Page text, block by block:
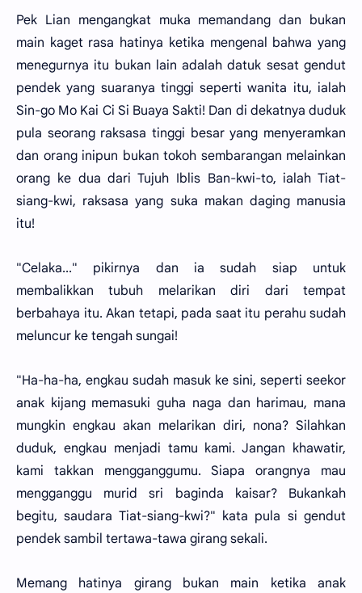
Pek Lian mengangkat muka memandang dan bukan
main kaget rasa hatinya ketika mengenal bahwa yang
menegurnya itu bukan lain adalah datuk sesat gendut
pendek yang suaranya tinggi seperti wanita itu, ialah
Sin-go Mo Kai Ci Si Buaya Sakti! Dan di dekatnya duduk
pula seorang raksasa tinggi besar yang menyeramkan
dan orang inipun bukan tokoh sembarangan melainkan
orang ke dua dari Tujuh Iblis Ban-kwi-to, ialah Tiat-
siang-kwi, raksasa yang suka makan daging manusia
itu!
"Celaka..." pikirnya dan ia sudah siap untuk
membalikkan tubuh melarikan diri dari tempat
berbahaya itu. Akan tetapi, pada saat itu perahu sudah
meluncur ke tengah sungai!
"Ha-ha-ha, engkau sudah masuk ke sini, seperti seekor
anak kijang memasuki guha naga dan harimau, mana
mungkin engkau akan melarikan diri, nona? Silahkan
duduk, engkau menjadi tamu kami. Jangan khawatir,
kami takkan mengganggumu. Siapa orangnya mau
mengganggu murid sri baginda kaisar? Bukankah
begitu, saudara Tiat-siang-kwi?" kata pula si gendut
pendek sambil tertawa-tawa girang sekali.
Memang hatinya girang bukan main ketika anak